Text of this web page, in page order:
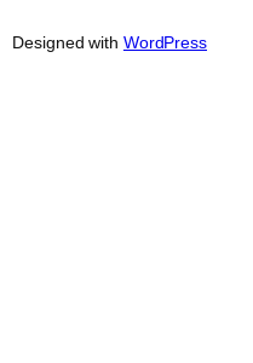
Designed with WordPress